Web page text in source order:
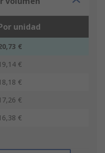
unidad
€
€
€
€
€